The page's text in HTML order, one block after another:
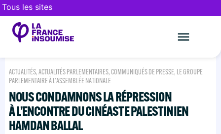
Tous les sites
ACTUALITÉS,ACTUALITÉS PARLEMENTAIRES, COMMUNIQUÉS DE PRESSE, LE GROUPE
PARLEMENTAIRE À L'ASSEMBLÉE NATIONALE
NOUS CONDAMNONS LA RÉPRESSION
À L’ENCONTRE DU CINÉASTE PALESTINIEN
HAMDAN BALLAL